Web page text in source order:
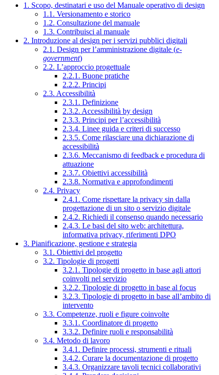
1. Scopo, destinatari e uso del Manuale operativo di design
1.1. Versionamento e storico
1.2. Consultazione del manuale
1.3. Contribuisci al manuale
2. Introduzione al design per i servizi pubblici digitali
2.1. Design per l’amministrazione digitale (e-
government)
2.2. L’approccio progettuale
2.2.1. Buone pratiche
2.2.2. Principi
2.3. Accessibilità
2.3.1. Definizione
2.3.2. Accessibilità by design
2.3.3. Principi per l’accessibilità
2.3.4. Linee guida e criteri di successo
2.3.5. Come rilasciare una dichiarazione di
accessibilità
2.3.6. Meccanismo di feedback e procedura di
attuazione
2.3.7. Obiettivi accessibilità
2.3.8. Normativa e approfondimenti
2.4. Privacy
2.4.1. Come rispettare la privacy sin dalla
progettazione di un sito o servizio digitale
2.4.2. Richiedi il consenso quando necessario
2.4.3. Le basi del sito web: architettura,
informativa privacy, riferimenti DPO
3. Pianificazione, gestione e strategia
3.1. Obiettivi del progetto
3.2. Tipologie di progetti
3.2.1. Tipologie di progetto in base agli attori
coinvolti nel servizio
3.2.2. Tipologie di progetto in base al focus
3.2.3. Tipologie di progetto in base all’ambito di
intervento
3.3. Competenze, ruoli e figure coinvolte
3.3.1. Coordinatore di progetto
3.3.2. Definire ruoli e responsabilità
3.4. Metodo di lavoro
3.4.1. Definire processi, strumenti e rituali
3.4.2. Curare la documentazione di progetto
3.4.3. Organizzare tavoli tecnici collaborativi